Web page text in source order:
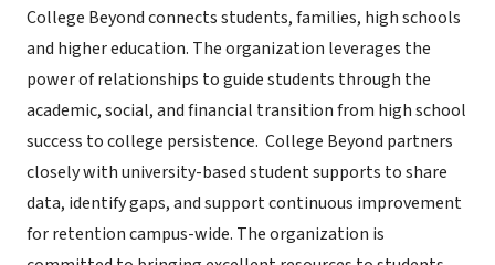
College Beyond connects students, families, high schools
and higher education. The organization leverages the
power of relationships to guide students through the
academic, social, and financial transition from high school
success to college persistence. College Beyond partners
closely with university-based student supports to share
data, identify gaps, and support continuous improvement
for retention campus-wide. The organization is